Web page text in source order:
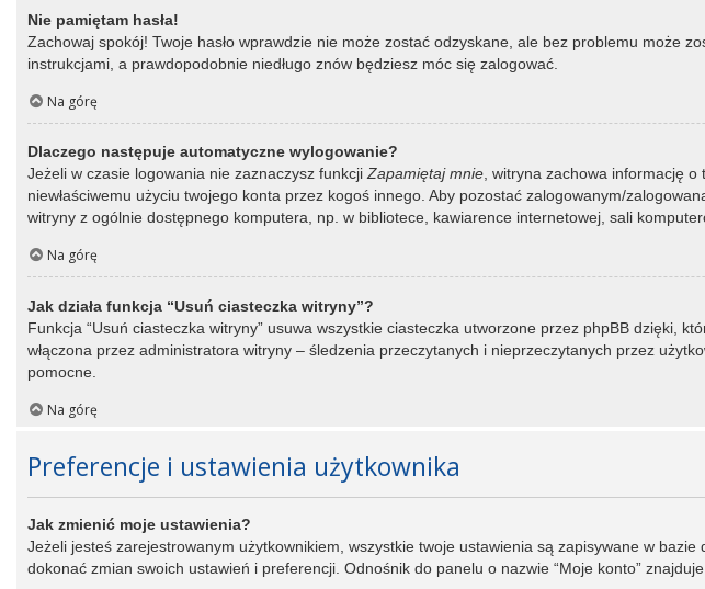
Nie pamiętam hasła!
Zachowaj spokój! Twoje hasło wprawdzie nie może zostać odzyskane, ale bez problemu może
instrukcjami, a prawdopodobnie niedługo znów będziesz móc się zalogować.
Na górę
Dlaczego następuje automatyczne wylogowanie?
Jeżeli w czasie logowania nie zaznaczysz funkcjiZapamiętaj mnie, witryna zachowa informację o
niewłaściwemu użyciu twojego konta przez kogoś innego. Aby pozostać zalogowanym/
witryny z ogólnie dostępnego komputera, np. w bibliotece, kawiarence internetowej, sali
Na górę
Jak działa funkcja “Usuń ciasteczka witryny”?
Funkcja “Usuń ciasteczka witryny” usuwa wszystkie ciasteczka utworzone przez phpBB dzięki,
włączona przez administratora witryny – śledzenia przeczytanych i nieprzeczytanych przez
pomocne.
Na górę
Preferencje i ustawienia użytkownika
Jak zmienić moje ustawienia?
Jeżeli jesteś zarejestrowanym użytkownikiem, wszystkie twoje ustawienia są zapisywane w
dokonać zmian swoich ustawień i preferencji. Odnośnik do panelu o nazwie “Moje konto”